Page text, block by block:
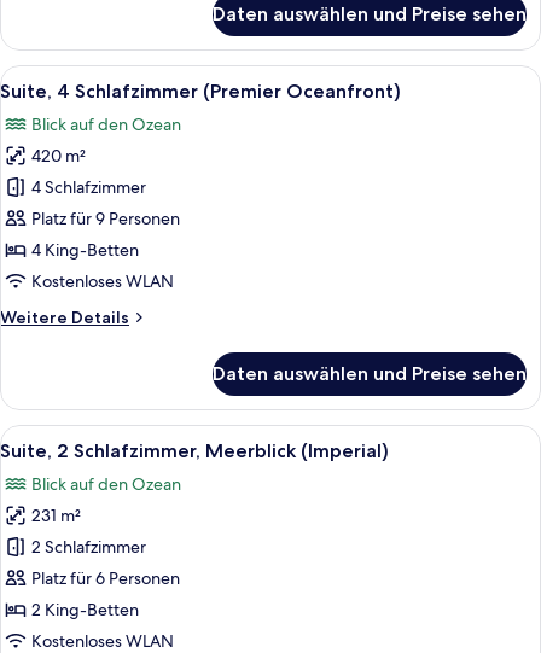
barrierefrei,
Buchtblick
Daten auswählen und Preise sehen
Alle
Fotos
für
Suite,
4 Schlafzimmer
(Premier
Oceanfront)
anzeigen
Ein Hotelzimmer mit Bett, einem
7
Suite, 4 Schlafzimmer (Premier Oceanfront)
Blick auf den Ozean
420 m²
4 Schlafzimmer
Platz für 9 Personen
4 King-Betten
Kostenloses WLAN
Weitere Details
Weitere
4 Schlafzimmer
(Premier
Oceanfront)
Daten auswählen und Preise sehen
Alle
Fotos
für
Suite,
2 Schlafzimmer,
Meerblick
(Imperial)
anzeigen
Ein Wohnzimmer mit einem grünen
8
Suite, 2 Schlafzimmer, Meerblick (Imperial)
Blick auf den Ozean
231 m²
2 Schlafzimmer
Platz für 6 Personen
2 King-Betten
Kostenloses WLAN